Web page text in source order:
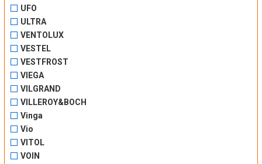
UFO
ULTRA
VENTOLUX
VESTEL
VESTFROST
VIEGA
VILGRAND
VILLEROY&BOCH
Vinga
Vio
VITOL
VOIN